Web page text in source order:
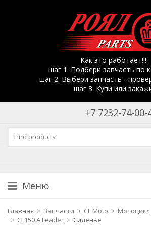
Как это работает!!!
шаг 1. Подбери запчасть по
шаг 2. Выбери запчасть -
шаг 3. Купи или
+7 7232-74-00-
Меню
Главная Запчасти CF Moto Мотоцикл
CF150 A Leader
Сиденье